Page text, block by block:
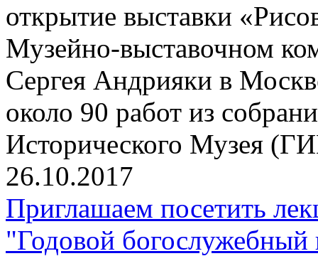
открытие выставки
Музейно-выставочном
Сергея Андрияки в
около 90 работ из
Исторического Музея
26.10.2017
Приглашаем посетить
"Годовой богослужебный